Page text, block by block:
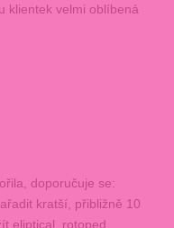
klientek velmi oblíbená
doporučuje se:
kratší, přibližně 10
eliptical, rotoped,